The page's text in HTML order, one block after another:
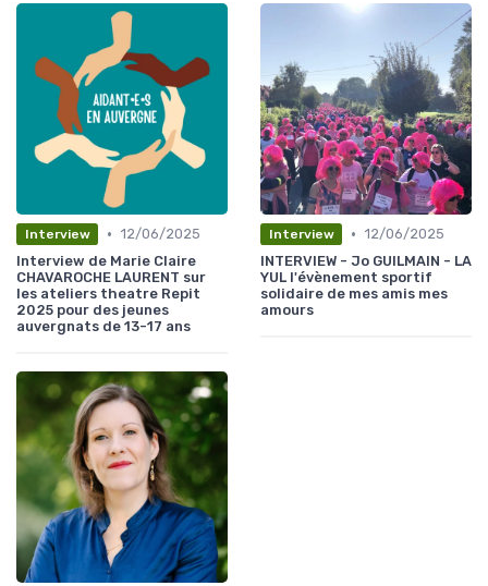
Interview • 12/06/2025
Interview de Marie Claire
CHAVAROCHE LAURENT sur
les ateliers theatre Repit
2025 pour des jeunes
auvergnats de 13-17 ans
Interview • 12/06/2025
INTERVIEW - Jo GUILMAIN - LA
YUL l'évènement sportif
solidaire de mes amis mes
amours